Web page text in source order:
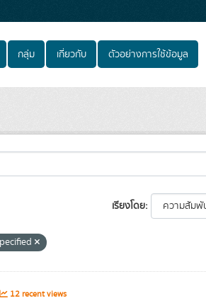
กลุ่ม เกี่ยวกับ ตัวอย่างการใช้ข้อมูล
เรียงโดย
12 recent views